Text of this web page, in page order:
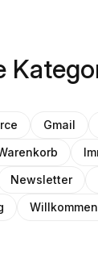
Gmail
Newsletter
Willkommen